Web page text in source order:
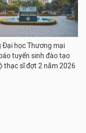
Đại học Thương mại
tuyển sinh đào tạo
thạc sĩ đợt 2 năm 2026